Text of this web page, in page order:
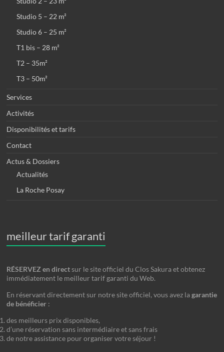
Studio 5 – 22 m²
Studio 6 – 25 m²
T1 bis – 28 m²
T2 – 35m²
T3 – 50m²
Services
Activités
Disponibilités et tarifs
Contact
Actus & Dossiers
Actualités
La Roche Posay
meilleur tarif garanti
RÉSERVEZ en directsur le site officiel du Clos Sakura et obtenez
immédiatement le meilleur tarif garanti du Web.
En réservant directement sur notre site officiel, vous avez lagarantie
de bénéficier :
des meilleurs prix disponibles,
d’une réservation sans intermédiaire et sans frais
de notre assistance pour organiser votre séjour !